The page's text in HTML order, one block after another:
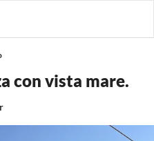
con vista mare.